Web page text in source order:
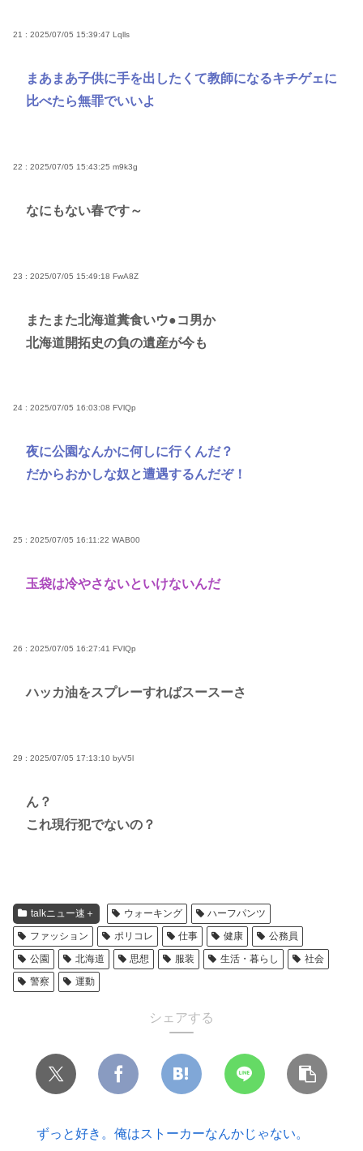
21 : 2025/07/05 15:39:47 Lqlls
まあまあ子供に手を出したくて教師になるキチゲェに
比べたら無罪でいいよ
22 : 2025/07/05 15:43:25 m9k3g
なにもない春です～
23 : 2025/07/05 15:49:18 FwA8Z
またまた北海道糞食いウ●コ男か
北海道開拓史の負の遺産が今も
24 : 2025/07/05 16:03:08 FVlQp
夜に公園なんかに何しに行くんだ？
だからおかしな奴と遭遇するんだぞ！
25 : 2025/07/05 16:11:22 WAB00
玉袋は冷やさないといけないんだ
26 : 2025/07/05 16:27:41 FVlQp
ハッカ油をスプレーすればスースーさ
29 : 2025/07/05 17:13:10 byV5l
ん？
これ現行犯でないの？
talkニュー速＋ ウォーキング
ハーフパンツ
ファッション
ポリコレ 仕事 健康
公務員
公園
北海道 思想 服装 生活・暮らし
社会
警察
運動
シェアする
ずっと好き。俺はストーカーなんかじゃない。